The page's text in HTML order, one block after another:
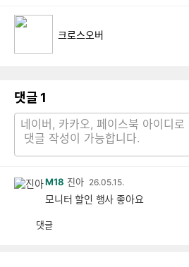
크로스오버
댓글 1
M18 진아 26.05.15.
모니터 할인 행사 좋아요
댓글